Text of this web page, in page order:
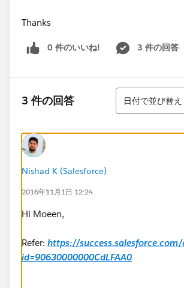
Thanks
0 件のいいね! 3 件の回答
3 件の回答
並び替え
日付で並び替え
Nishad K (Salesforce)
2016年11月1日 12:24
Hi Moeen,
Refer: https://success.salesforce.com/
id=90630000000CdLFAA0